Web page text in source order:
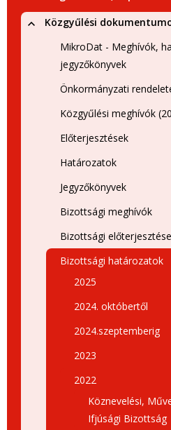
Közgyűlési
MikroDat - Meghívók,
jegyzőkönyvek
Önkormányzati
Közgyűlési meghívók
Előterjesztések
Határozatok
Jegyzőkönyvek
Bizottsági meghívók
Bizottsági
Bizottsági határozatok
2025
2024. októbertől
2024.szeptemberig
2023
2022
Köznevelési,
Ifjúsági Bizottság